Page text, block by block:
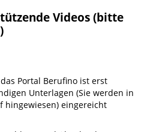
Videos (bitte
Portal Berufino ist erst
Unterlagen (Sie werden in
hingewiesen) eingereicht